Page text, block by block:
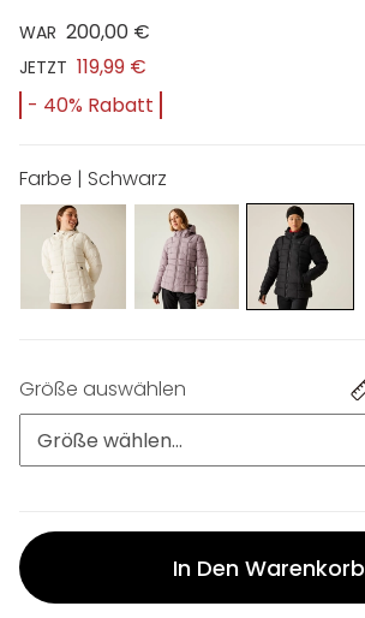
WAR 200,00 €
JETZT 119,99 €
- 40% Rabatt
Farbe | Schwarz
Größe auswählen
In Den Warenkorb